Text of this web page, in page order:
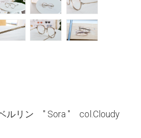
ルリン " Sora " col.Cloudy